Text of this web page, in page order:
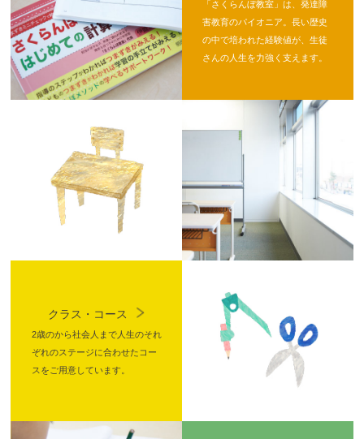
「さくらんぼ教室」は、発達障
害教育のパイオニア。長い歴史
の中で培われた経験値が、生徒
さんの人生を力強く支えます。
クラス・コース
2歳のから社会人まで人生のそれ
ぞれのステージに合わせたコー
スをご用意しています。